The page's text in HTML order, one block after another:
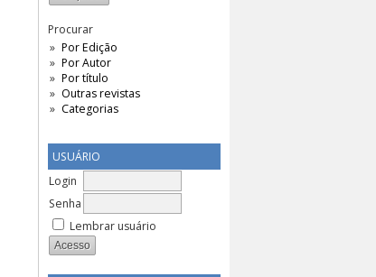
Procurar
Por Edição
Por Autor
Por título
Outras revistas
Categorias
USUÁRIO
Login
Senha
Lembrar usuário